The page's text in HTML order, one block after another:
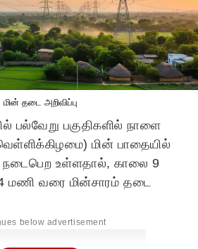
மின் தடை அறிவிப்பு
பல்வேறு பகுதிகளில் நாளை
மின் பாதையில்
நடைபெற உள்ளதால், காலை 9
மணி வரை மின்சாரம் தடை
below advertisement